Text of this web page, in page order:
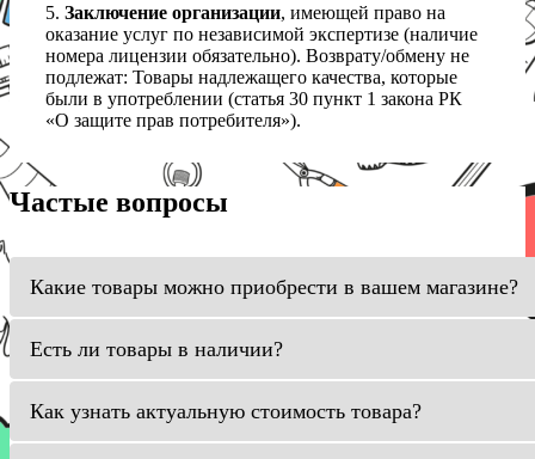
5. Заключение организации, имеющей право на
оказание услуг по независимой экспертизе (наличие
номера лицензии обязательно). Возврату/обмену не
подлежат: Товары надлежащего качества, которые
были в употреблении (статья 30 пункт 1 закона РК
«О защите прав потребителя»).
Частые вопросы
Какие товары можно приобрести в вашем магазине?
Есть ли товары в наличии?
Как узнать актуальную стоимость товара?